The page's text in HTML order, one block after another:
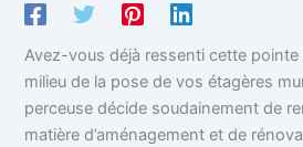
Avez-vous déjà ressenti cette
milieu de la pose de vos étagères
perceuse décide soudainement de
matière d’aménagement et de